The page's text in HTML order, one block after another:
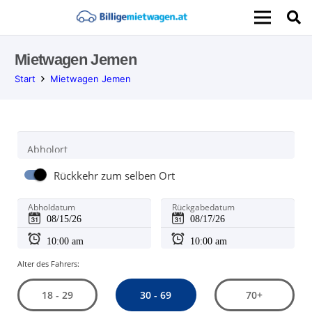
Mietwagen Jemen
Start Mietwagen Jemen
Abholort
Rückkehr zum selben Ort
Abholdatum Rückgabedatum
Alter des Fahrers:
18 - 29 30 - 69 70+